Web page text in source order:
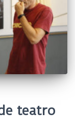
teatro